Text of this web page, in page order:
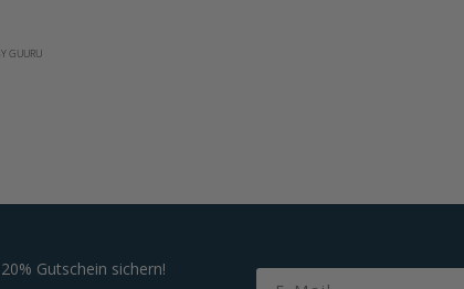
GUURU
Gutschein sichern! Email